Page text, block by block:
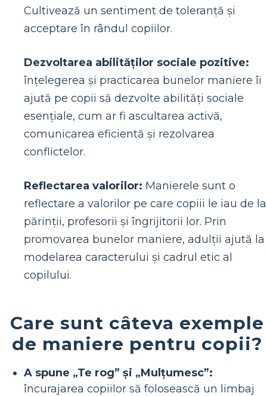
Cultivează un sentiment de toleranță și
acceptare în rândul copiilor.
Dezvoltarea abilităților sociale pozitive:
înțelegerea și practicarea bunelor maniere îi
ajută pe copii să dezvolte abilități sociale
esențiale, cum ar fi ascultarea activă,
comunicarea eficientă și rezolvarea
conflictelor.
Reflectarea valorilor: Manierele sunt o
reflectare a valorilor pe care copiii le iau de la
părinții, profesorii și îngrijitorii lor. Prin
promovarea bunelor maniere, adulții ajută la
modelarea caracterului și cadrul etic al
copilului.
Care sunt câteva exemple
de maniere pentru copii?
A spune „Te rog” și „Mulțumesc”:
încurajarea copiilor să folosească un limbaj